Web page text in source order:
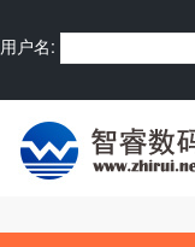
用户名: